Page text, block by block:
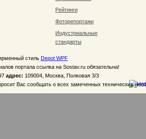
Рейтинги
Фоторепортажи
Индустриальные
стандарты
стиль Depot WPF
портала ссылка на Sostav.ru обязательна!
адрес: 109004, Москва, Полковая 3/3
Вас сообщать о всех замеченных технических